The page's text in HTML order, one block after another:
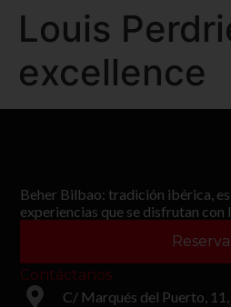
Louis
excellence
Beher Bilbao: tradición ibérica,
experiencias que se disfrutan con
Contáctanos
C/ Marqués del Puerto,